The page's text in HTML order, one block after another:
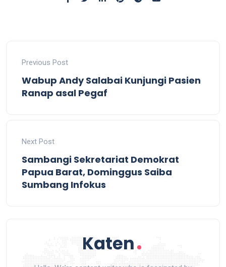
Previous Post
Wabup Andy Salabai Kunjungi Pasien
Ranap asal Pegaf
Next Post
Sambangi Sekretariat Demokrat
Papua Barat, Dominggus Saiba
Sumbang Infokus